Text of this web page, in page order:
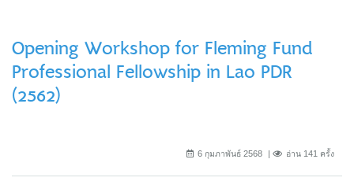
Opening Workshop for Fleming Fund
Professional Fellowship in Lao PDR
(2562)
6 กุมภาพันธ์ 2568 อ่าน 141 ครั้ง